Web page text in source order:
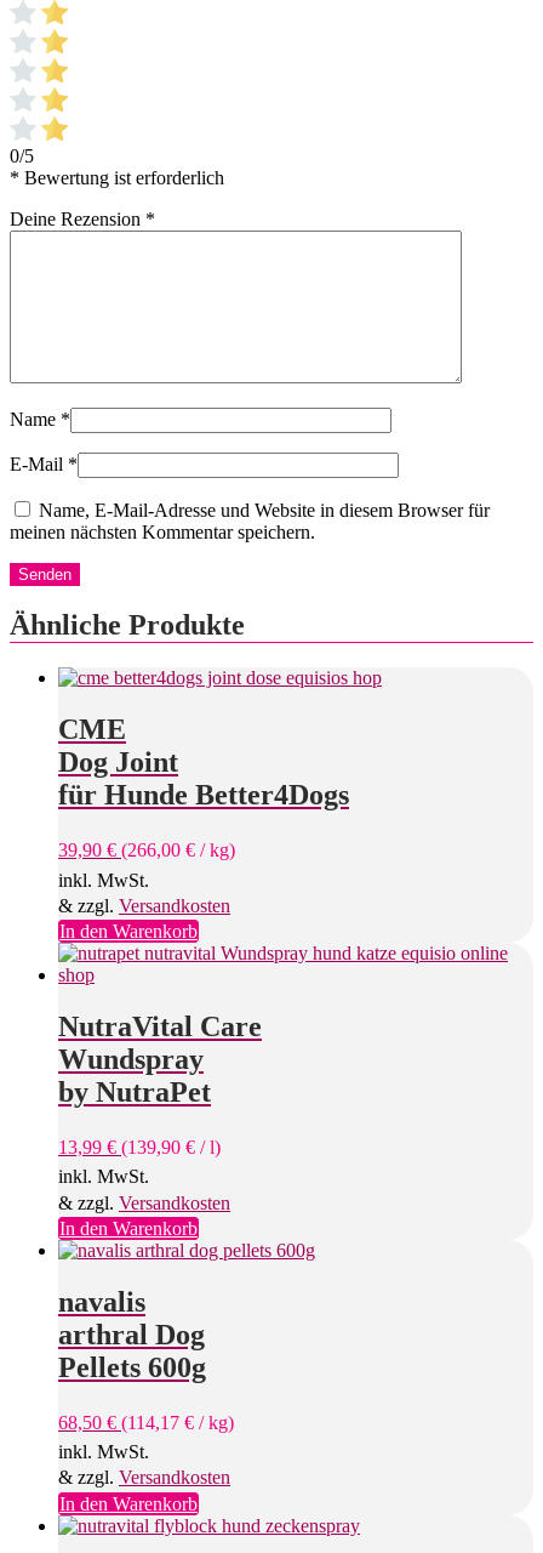
0/5
* Bewertung ist erforderlich
Deine Rezension *
Name *
E-Mail *
Name, E-Mail-Adresse und Website in diesem Browser für
meinen nächsten Kommentar speichern.
Ähnliche Produkte
CME
Dog Joint
für Hunde Better4Dogs
39,90 € (266,00 € /kg)
inkl. MwSt.
& zzgl. Versandkosten
In den Warenkorb
NutraVital Care
Wundspray
by NutraPet
13,99 € (139,90 € /l)
inkl. MwSt.
& zzgl. Versandkosten
In den Warenkorb
navalis
arthral Dog
Pellets 600g
68,50 € (114,17 € /kg)
inkl. MwSt.
& zzgl. Versandkosten
In den Warenkorb